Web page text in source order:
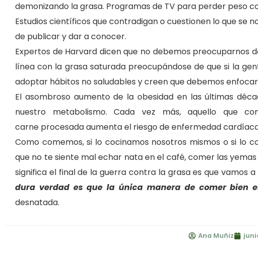
demonizando la grasa. Programas de TV para perder peso
Estudios científicos que contradigan o cuestionen lo que se
de publicar y dar a conocer.
Expertos de Harvard dicen que no debemos
línea con la grasa saturada preocupándose de que si la
adoptar hábitos no saludables y creen que debemos
El asombroso aumento de la obesidad en las últimas
nuestro metabolismo. Cada vez más, aquello que
carne procesadaaumenta el riesgo de enfermedad
Como comemos, si lo cocinamos nosotros mismos o si lo
que no te siente mal echar nata en el café, comer las
significa el final de la guerra contra la grasa es que vamos
dura verdad es que la única manera de comer bien
desnatada.
Ana Muñiz